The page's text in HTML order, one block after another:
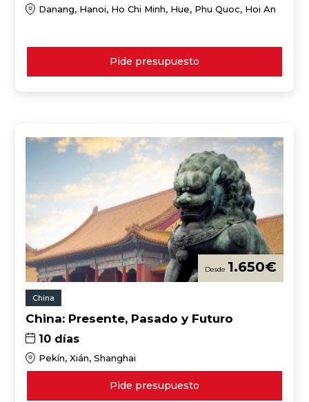
Danang, Hanoi, Ho Chi Minh, Hue, Phu Quoc, Hoi An
Pide presupuesto
1.650€
China
China: Presente, Pasado y Futuro
10 días
Pekín, Xián, Shanghai
Pide presupuesto